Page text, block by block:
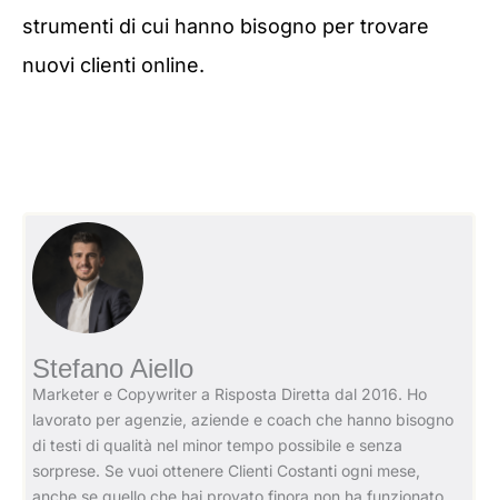
strumenti di cui hanno bisogno per trovare
nuovi clienti online.
Stefano Aiello
Marketer e Copywriter a Risposta Diretta dal 2016. Ho
lavorato per agenzie, aziende e coach che hanno bisogno
di testi di qualità nel minor tempo possibile e senza
sorprese. Se vuoi ottenere Clienti Costanti ogni mese,
anche se quello che hai provato finora non ha funzionato,